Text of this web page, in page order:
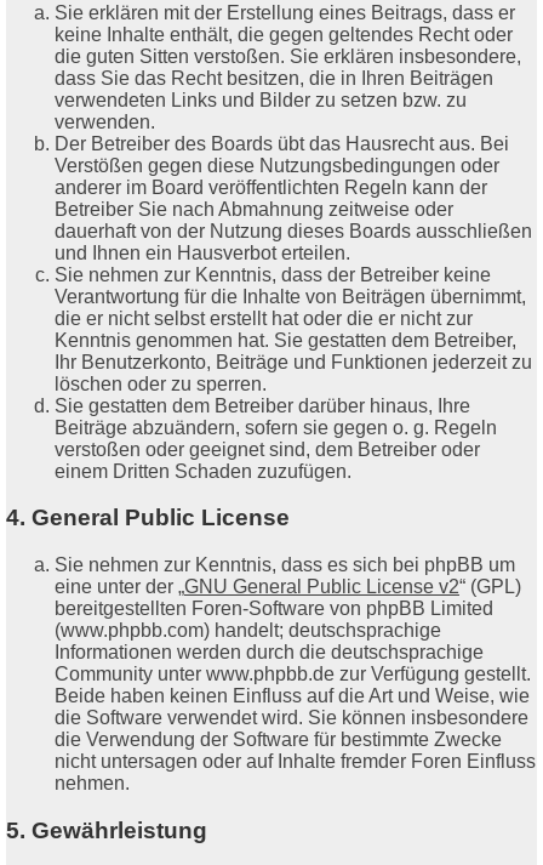
Sie erklären mit der Erstellung eines Beitrags, dass er
keine Inhalte enthält, die gegen geltendes Recht oder
die guten Sitten verstoßen. Sie erklären insbesondere,
dass Sie das Recht besitzen, die in Ihren Beiträgen
verwendeten Links und Bilder zu setzen bzw. zu
verwenden.
Der Betreiber des Boards übt das Hausrecht aus. Bei
Verstößen gegen diese Nutzungsbedingungen oder
anderer im Board veröffentlichten Regeln kann der
Betreiber Sie nach Abmahnung zeitweise oder
dauerhaft von der Nutzung dieses Boards ausschließen
und Ihnen ein Hausverbot erteilen.
Sie nehmen zur Kenntnis, dass der Betreiber keine
Verantwortung für die Inhalte von Beiträgen übernimmt,
die er nicht selbst erstellt hat oder die er nicht zur
Kenntnis genommen hat. Sie gestatten dem Betreiber,
Ihr Benutzerkonto, Beiträge und Funktionen jederzeit zu
löschen oder zu sperren.
Sie gestatten dem Betreiber darüber hinaus, Ihre
Beiträge abzuändern, sofern sie gegen o. g. Regeln
verstoßen oder geeignet sind, dem Betreiber oder
einem Dritten Schaden zuzufügen.
4. General Public License
Sie nehmen zur Kenntnis, dass es sich bei phpBB um
eine unter der „GNU General Public License v2“ (GPL)
bereitgestellten Foren-Software von phpBB Limited
(www.phpbb.com) handelt; deutschsprachige
Informationen werden durch die deutschsprachige
Community unter www.phpbb.de zur Verfügung gestellt.
Beide haben keinen Einfluss auf die Art und Weise, wie
die Software verwendet wird. Sie können insbesondere
die Verwendung der Software für bestimmte Zwecke
nicht untersagen oder auf Inhalte fremder Foren Einfluss
nehmen.
5. Gewährleistung